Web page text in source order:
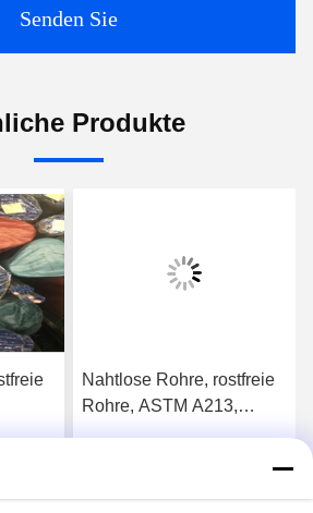
Senden Sie
Produkte
Preis
Nahtlose Rohre, rostfreie
Rohre, ASTM A213,